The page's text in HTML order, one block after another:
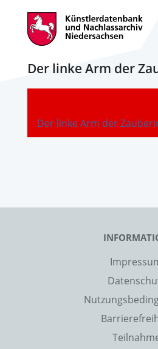
Der linke Arm der
Der linke Arm der